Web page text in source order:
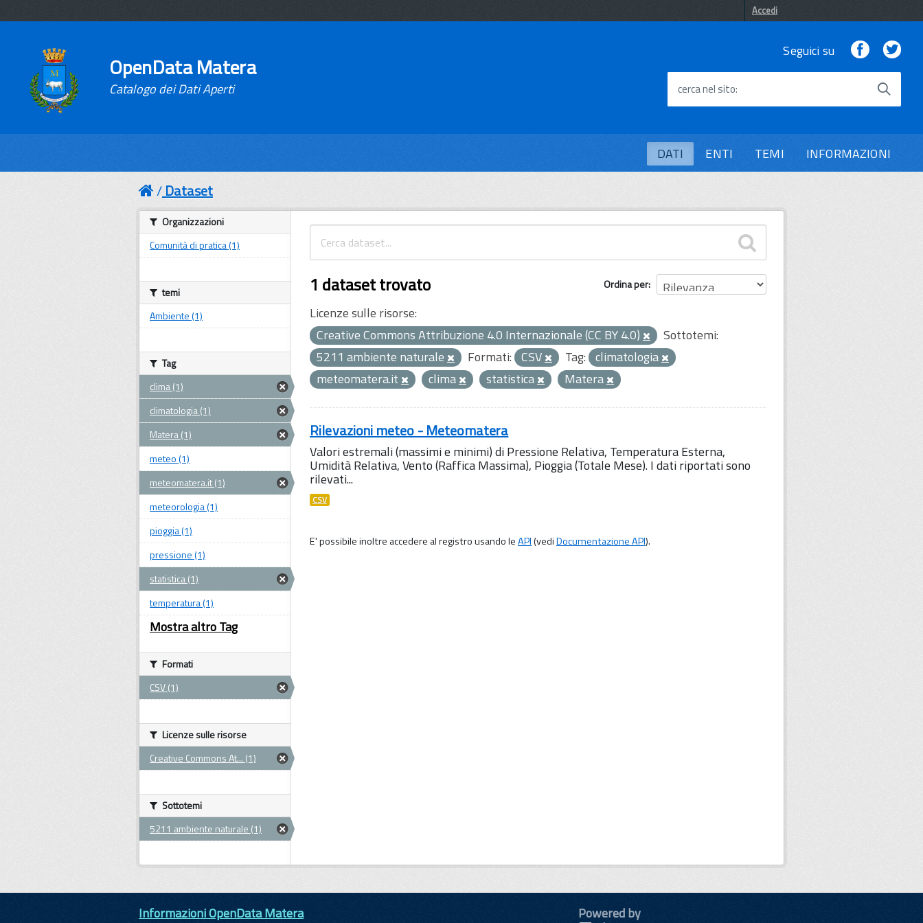
Accedi
OpenData Matera
Catalogo dei Dati Aperti
Seguici su Facebook
cerca nel sito
DATI ENTI TEMI INFORMAZIONI
Dataset
Ordina per
1 dataset trovato
Licenze sulle risorse:
Creative Commons Attribuzione 4.0 Internazionale (CC BY 4.0)
Sottotemi:
5211 ambiente naturale
Formati: CSV Tag: climatologia
meteomatera.it
clima statistica Matera
Rilevazioni meteo - Meteomatera
Valori estremali (massimi e minimi) di Pressione Relativa, Temperatura Esterna,
Umidità Relativa, Vento (Raffica Massima), Pioggia (Totale Mese). I dati riportati sono
rilevati...
CSV
E' possibile inoltre accedere al registro usando leAPI(vediDocumentazione API).
Organizzazioni
Comunità di pratica (1)
temi
Ambiente (1)
Tag
clima (1)
climatologia (1)
Matera (1)
meteo (1)
meteomatera.it (1)
meteorologia (1)
pioggia (1)
pressione (1)
statistica (1)
temperatura (1)
Mostra altro Tag
Formati
CSV (1)
Licenze sulle risorse
Creative Commons At... (1)
Sottotemi
5211 ambiente naturale (1)
Informazioni OpenData Matera
Powered by